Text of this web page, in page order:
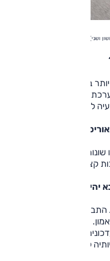
ושני). מכונית הכלאיים המצליחה בעולם
במרכז ומזרח אירופה, ושם
הכלאיים גבוהה עבורם.
לייצר מכוניות כזו".
והקורולה יהיו גדולים
יותר בהרבה, למרות
קצת".
יהיה הבדל גדול יותר בינה
בשוק, אנחנו מבינים
זו תהיה אותה פלטפורמה
תוכל לראות אותה